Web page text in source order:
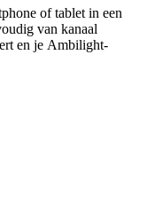
of tablet in een
van kanaal
en je Ambilight-